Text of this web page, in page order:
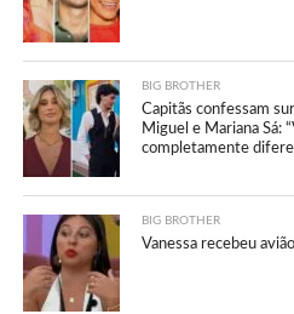
BIG BROTHER
Capitãs confessam
Miguel e Mariana Sá:
completamente
BIG BROTHER
Vanessa recebeu